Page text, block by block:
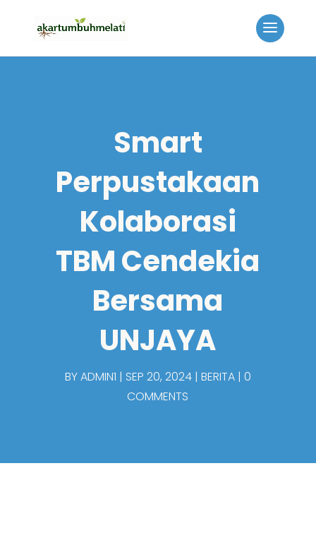
Smart
Perpustakaan
Kolaborasi
TBM Cendekia
Bersama
UNJAYA
BYADMIN1 SEP 20, 2024 BERITA 0
COMMENTS